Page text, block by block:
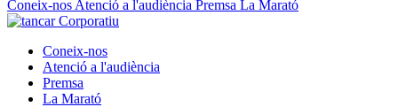
Coneix-nos Atenció a l'audiència Premsa La Marató
Corporatiu
Coneix-nos
Atenció a l'audiència
Premsa
La Marató